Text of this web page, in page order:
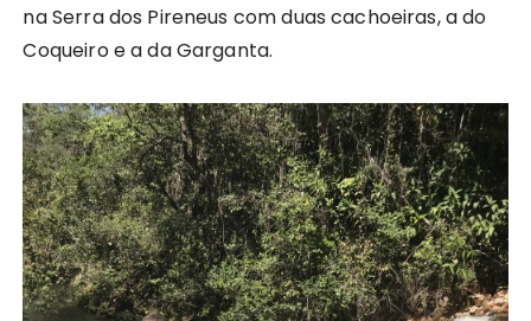
na Serra dos Pireneus com duas cachoeiras, a do
Coqueiro e a da Garganta.